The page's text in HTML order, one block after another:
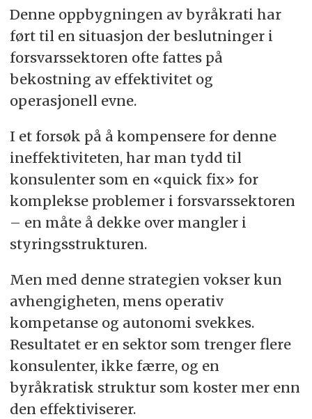
Denne oppbygningen av byråkrati har
ført til en situasjon der beslutninger i
forsvarssektoren ofte fattes på
bekostning av effektivitet og
operasjonell evne.
I et forsøk på å kompensere for denne
ineffektiviteten, har man tydd til
konsulenter som en «quick fix» for
komplekse problemer i forsvarssektoren
– en måte å dekke over mangler i
styringsstrukturen.
Men med denne strategien vokser kun
avhengigheten, mens operativ
kompetanse og autonomi svekkes.
Resultatet er en sektor som trenger flere
konsulenter, ikke færre, og en
byråkratisk struktur som koster mer enn
den effektiviserer.